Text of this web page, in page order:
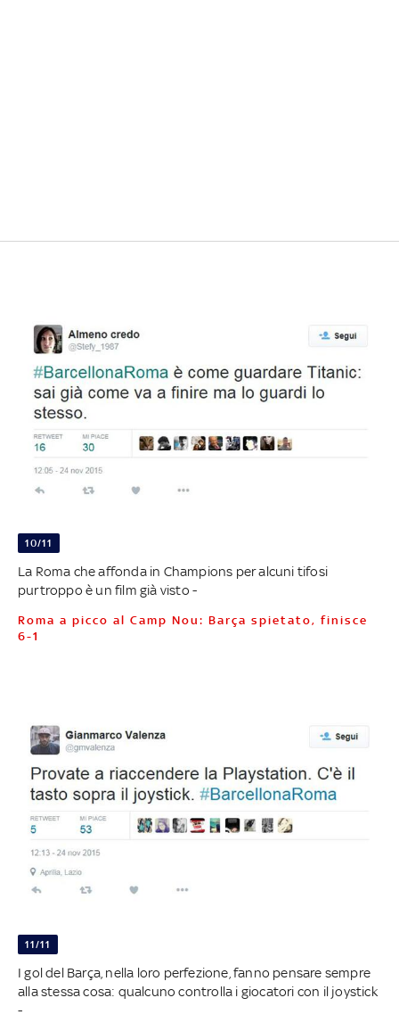
10/11
La Roma che affonda in Champions per alcuni tifosi
purtroppo è un film già visto -
Roma a picco al Camp Nou: Barça spietato, finisce
6-1
11/11
I gol del Barça, nella loro perfezione, fanno pensare sempre
alla stessa cosa: qualcuno controlla i giocatori con il joystick
-